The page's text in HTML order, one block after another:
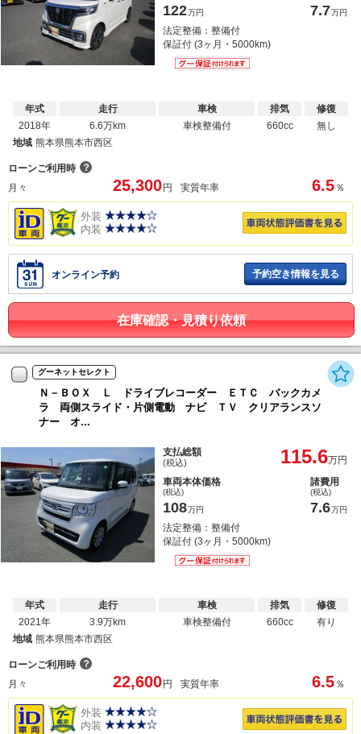
122万円 7.7万円
法定整備：整備付
保証付 (3ヶ月・5000km)
年式
2018年
走行
6.6万km
車検
車検整備付
排気
660cc
修復
無し
地域 熊本県熊本市西区
ローンご利用時 ？
月々
25,300円 実質年率 6.5 ％
外装
内装
オンライン予約 予約空き情報を見る
在庫確認・見積り依頼
グーネットセレクト
Ｎ－ＢＯＸ Ｌ ドライブレコーダー ＥＴＣ バックカメ
ラ 両側スライド・片側電動 ナビ ＴＶ クリアランスソ
ナー オ...
支払総額
(税込) 115.6万円
車両本体価格
(税込)
108万円
諸費用
(税込)
7.6万円
法定整備：整備付
保証付 (3ヶ月・5000km)
年式
2021年
走行
3.9万km
車検
車検整備付
排気
660cc
修復
有り
地域 熊本県熊本市西区
ローンご利用時 ？
月々
22,600 円 実質年率 6.5 ％
外装
内装